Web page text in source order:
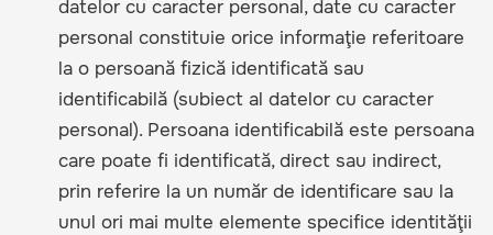
datelor cu caracter personal, date cu caracter
personal constituie orice informaţie referitoare
la o persoană fizică identificată sau
identificabilă (subiect al datelor cu caracter
personal). Persoana identificabilă este persoana
care poate fi identificată, direct sau indirect,
prin referire la un număr de identificare sau la
unul ori mai multe elemente specifice identităţii